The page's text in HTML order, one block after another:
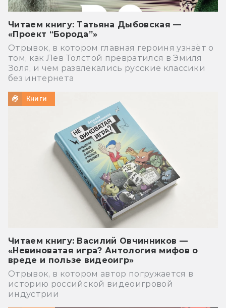
Читаем книгу: Татьяна Дыбовская —
«Проект “Борода”»
Отрывок, в котором главная героиня узнаёт о
том, как Лев Толстой превратился в Эмиля
Золя, и чем развлекались русские классики
без интернета
Книги
Читаем книгу: Василий Овчинников —
«Невиноватая игра? Антология мифов о
вреде и пользе видеоигр»
Отрывок, в котором автор погружается в
историю российской видеоигровой
индустрии